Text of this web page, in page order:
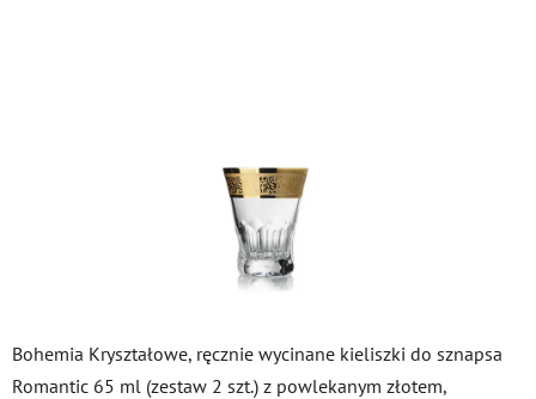
Bohemia Kryształowe, ręcznie wycinane kieliszki do sznapsa
Romantic 65 ml (zestaw 2 szt.) z powlekanym złotem,